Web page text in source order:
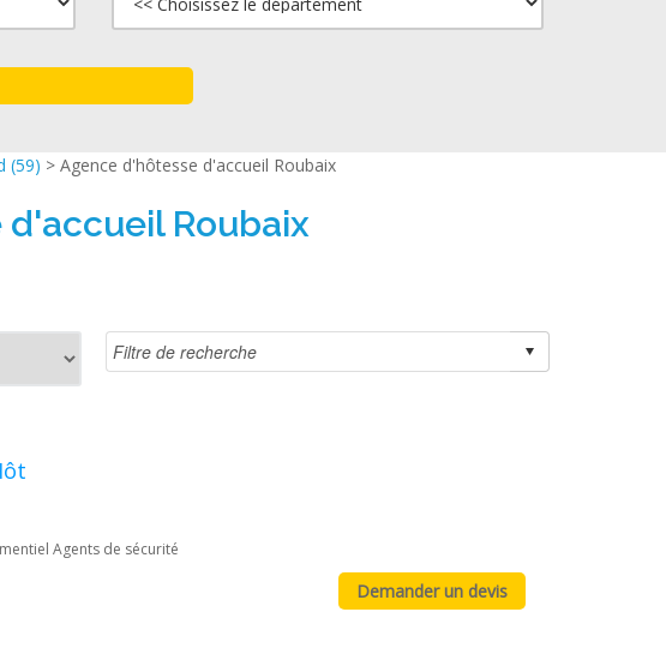
(59) > Agence d'hôtesse d'accueil Roubaix
Roubaix
Agents de sécurité